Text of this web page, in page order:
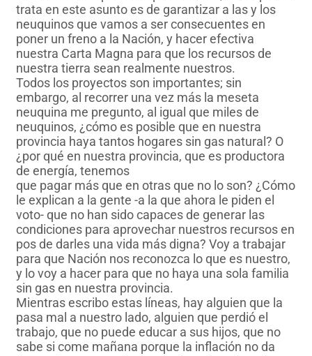
trata en este asunto es de garantizar a las y los
neuquinos que vamos a ser consecuentes en
poner un freno a la Nación, y hacer efectiva
nuestra Carta Magna para que los recursos de
nuestra tierra sean realmente nuestros.
Todos los proyectos son importantes; sin
embargo, al recorrer una vez más la meseta
neuquina me pregunto, al igual que miles de
neuquinos, ¿cómo es posible que en nuestra
provincia haya tantos hogares sin gas natural? O
¿por qué en nuestra provincia, que es productora
de energía, tenemos
que pagar más que en otras que no lo son? ¿Cómo
le explican a la gente -a la que ahora le piden el
voto- que no han sido capaces de generar las
condiciones para aprovechar nuestros recursos en
pos de darles una vida más digna? Voy a trabajar
para que Nación nos reconozca lo que es nuestro,
y lo voy a hacer para que no haya una sola familia
sin gas en nuestra provincia.
Mientras escribo estas líneas, hay alguien que la
pasa mal a nuestro lado, alguien que perdió el
trabajo, que no puede educar a sus hijos, que no
sabe si come mañana porque la inflación no da